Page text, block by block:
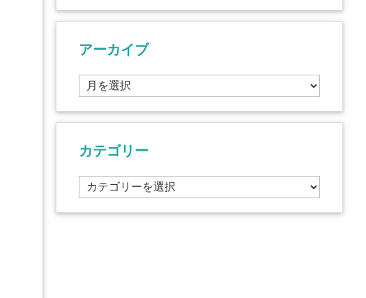
アーカイブ
ア
ー
カ
イ
カテゴリー
カ
テ
ゴ